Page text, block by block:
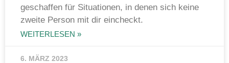
geschaffen für Situationen, in denen sich keine
zweite Person mit dir eincheckt.
WEITERLESEN »
6. MÄRZ 2023